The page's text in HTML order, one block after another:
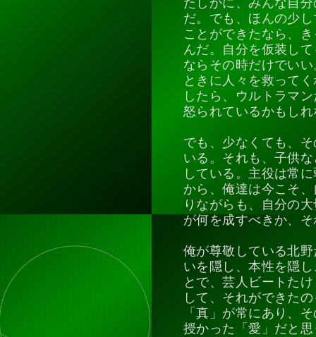
たしかに、みんな自
だ。でも、ほんの少
ことができたなら、
んだ。自分を仮装し
ならその時だけでい
ときに人々を救って
したら、ウルトラマ
怒られているかもし
でも、少なくても、
いる。それも、子供
している。主役は常
から、俺達は今こそ
りながらも、自分の
が何を成すべきか、
俺が尊敬している北
いを隠し、本性を隠
とで、芸人ビートた
して、それができた
「真」が常にあり、
授かった「愛」だと